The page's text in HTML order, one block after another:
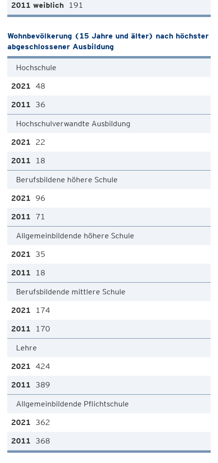
191
Wohnbevölkerung (15 Jahre und älter) nach höchster
abgeschlossener Ausbildung
Hochschule
48
36
Hochschulverwandte Ausbildung
22
18
Berufsbildene höhere Schule
96
71
Allgemeinbildende höhere Schule
35
18
Berufsbildende mittlere Schule
174
170
Lehre
424
389
Allgemeinbildende Pflichtschule
362
368